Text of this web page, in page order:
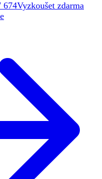
674Vyzkoušet zdarma